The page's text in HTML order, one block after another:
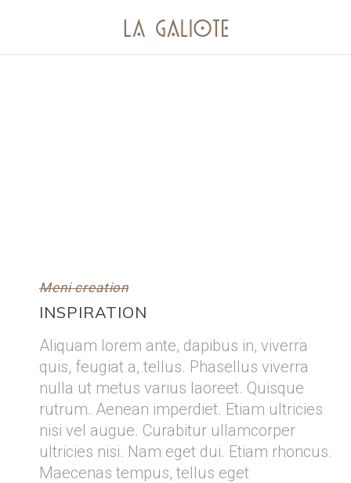
Meni creation
INSPIRATION
Aliquam lorem ante, dapibus in, viverra
quis, feugiat a, tellus. Phasellus viverra
nulla ut metus varius laoreet. Quisque
rutrum. Aenean imperdiet. Etiam ultricies
nisi vel augue. Curabitur ullamcorper
ultricies nisi. Nam eget dui. Etiam rhoncus.
Maecenas tempus, tellus eget